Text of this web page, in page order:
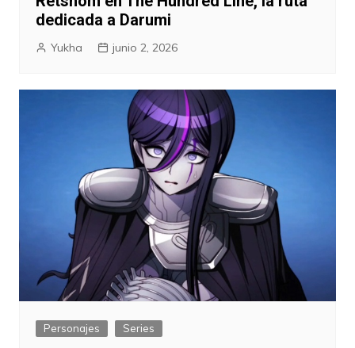
dedicada a Darumi
Yukha junio 2, 2026
Personajes Series